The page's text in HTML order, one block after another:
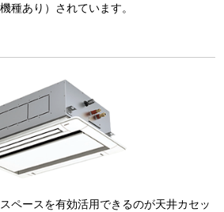
種あり）されています。
ペースを有効活用できるのが天井カセッ